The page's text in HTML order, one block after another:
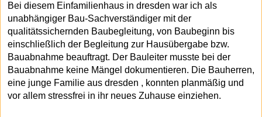
Bei diesem Einfamilienhaus in dresden war ich als
unabhängiger Bau-Sachverständiger mit der
qualitätssichernden Baubegleitung, von Baubeginn bis
einschließlich der Begleitung zur Hausübergabe bzw.
Bauabnahme beauftragt. Der Bauleiter musste bei der
Bauabnahme keine Mängel dokumentieren. Die Bauherren,
eine junge Familie aus dresden , konnten planmäßig und
vor allem stressfrei in ihr neues Zuhause einziehen.